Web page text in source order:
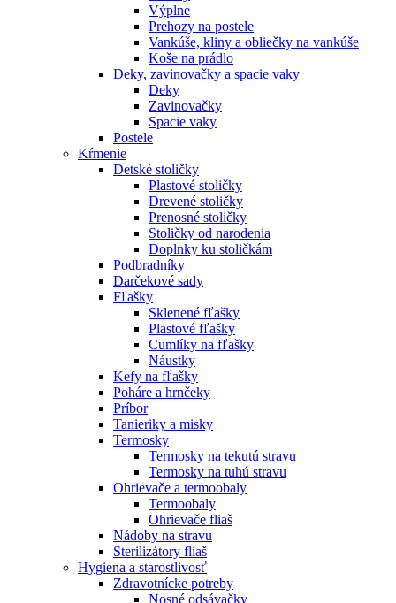
Výplne
Prehozy na postele
Vankúše, kliny a obliečky na vankúše
Koše na prádlo
Deky, zavinovačky a spacie vaky
Deky
Zavinovačky
Spacie vaky
Postele
Kŕmenie
Detské stoličky
Plastové stoličky
Drevené stoličky
Prenosné stoličky
Stoličky od narodenia
Doplnky ku stoličkám
Podbradníky
Darčekové sady
Fľašky
Sklenené fľašky
Plastové fľašky
Cumlíky na fľašky
Náustky
Kefy na fľašky
Poháre a hrnčeky
Príbor
Tanieriky a misky
Termosky
Termosky na tekutú stravu
Termosky na tuhú stravu
Ohrievače a termoobaly
Termoobaly
Ohrievače fliaš
Nádoby na stravu
Sterilizátory fliaš
Hygiena a starostlivosť
Zdravotnícke potreby
Nosné odsávačky